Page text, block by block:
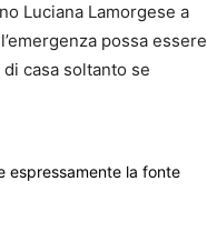
Luciana Lamorgese a
possa essere
casa soltanto se
espressamente la fonte